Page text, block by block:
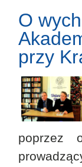
O
przy
poprzez